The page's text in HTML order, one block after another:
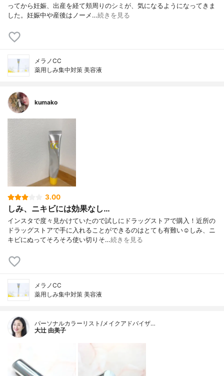
ってから妊娠、出産を経て頬周りのシミが、気になるようになってきま
した。妊娠中や産後はノーメ…続きを見る
メラノCC
薬用しみ集中対策 美容液
kumako
3.00
しみ、ニキビには効果なし…
インスタで度々見かけていたので試しにドラッグストアで購入！近所の
ドラッグストアで手に入れることができるのはとても有難い☺️しみ、ニ
キビにぬってそろそろ使い切りそ…続きを見る
メラノCC
薬用しみ集中対策 美容液
パーソナルカラーリスト/メイクアドバイザ…
大辻 由美子